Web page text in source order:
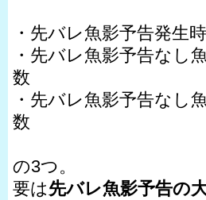
・先バレ魚影予告発生
・先バレ魚影予告なし
数
・先バレ魚影予告なし
数
の3つ。
要は先バレ魚影予告の